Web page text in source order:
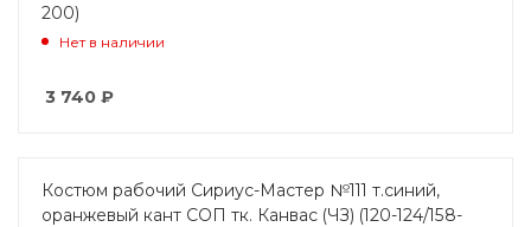
200)
Нет в наличии
3 740 ₽
Костюм рабочий Сириус-Мастер №111 т.синий,
оранжевый кант СОП тк. Канвас (ЧЗ) (120-124/158-